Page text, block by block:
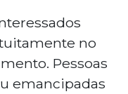
no
Pessoas
emancipadas